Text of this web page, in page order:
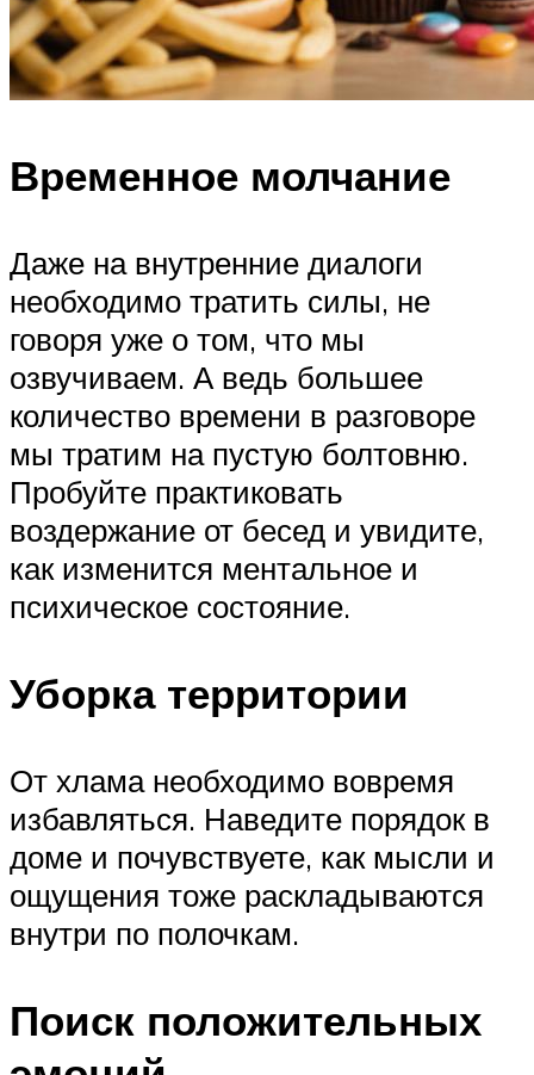
Временное молчание
Даже на внутренние диалоги
необходимо тратить силы, не
говоря уже о том, что мы
озвучиваем. А ведь большее
количество времени в разговоре
мы тратим на пустую болтовню.
Пробуйте практиковать
воздержание от бесед и увидите,
как изменится ментальное и
психическое состояние.
Уборка территории
От хлама необходимо вовремя
избавляться. Наведите порядок в
доме и почувствуете, как мысли и
ощущения тоже раскладываются
внутри по полочкам.
Поиск положительных